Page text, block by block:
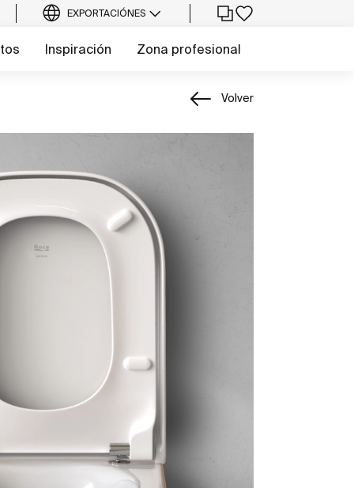
EXPORTACIÓNES
Inspiración Zona profesional
Volver